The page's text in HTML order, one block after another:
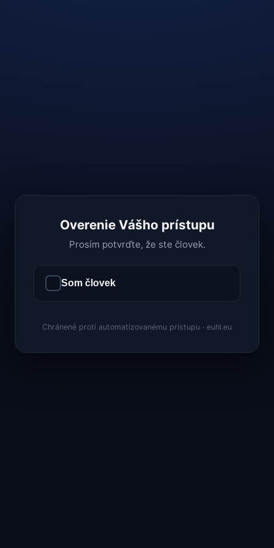
Overenie Vášho prístupu
Prosím potvrďte, že ste človek.
Som človek
Chránené proti automatizovanému prístupu · euhl.eu